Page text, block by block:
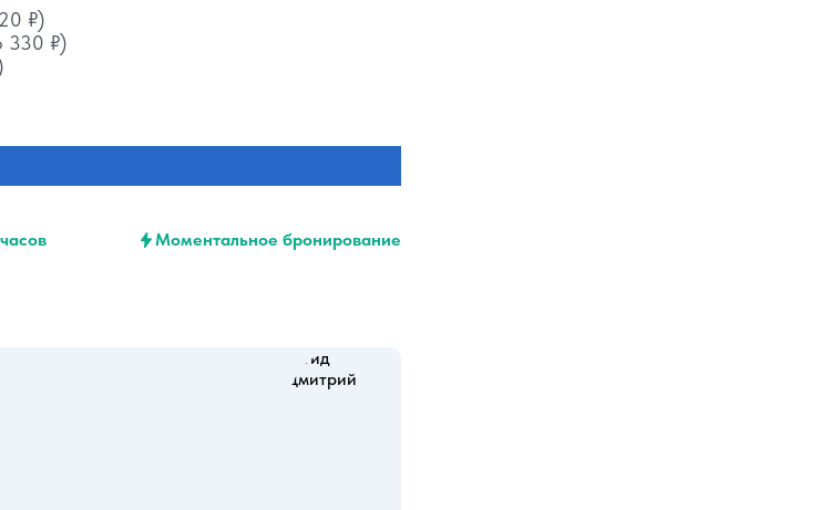
₽)
330 ₽)
Моментальное бронирование